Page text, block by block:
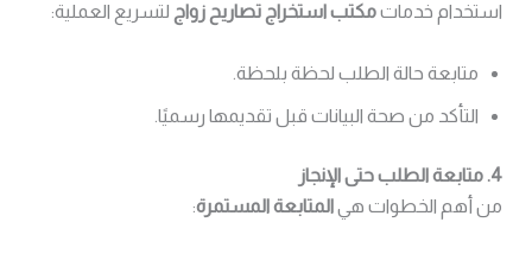
استخدام خدماتمكتب استخراج تصاريح زواج لتسريع العملية:
متابعة حالة الطلب لحظة بلحظة.
التأكد من صحة البيانات قبل تقديمها رسميًا.
4. متابعة الطلب حتى الإنجاز
من أهم الخطوات هيالمتابعة المستمرة: